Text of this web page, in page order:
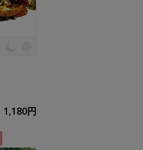
1,180円